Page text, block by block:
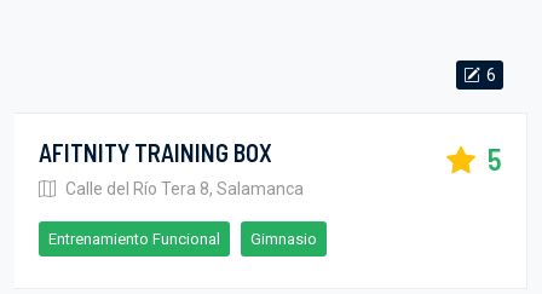
6
AFITNITY TRAINING BOX
Calle del Río Tera 8, Salamanca
5
Entrenamiento Funcional Gimnasio